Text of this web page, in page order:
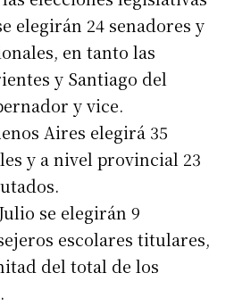
elegirán 24 senadores y
en tanto las
y Santiago del
y vice.
Aires elegirá 35
y a nivel provincial 23
se elegirán 9
escolares titulares,
del total de los